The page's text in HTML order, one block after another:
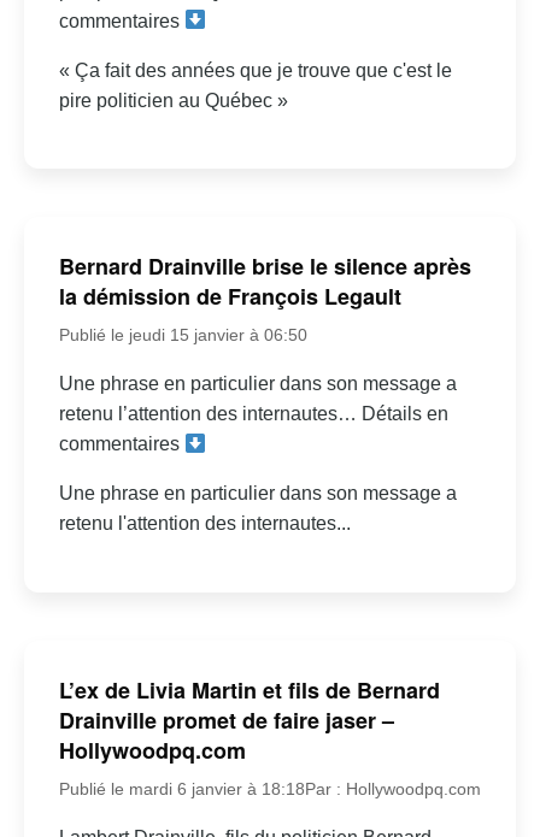
commentaires
« Ça fait des années que je trouve que c'est le
pire politicien au Québec »
Bernard Drainville brise le silence après
la démission de François Legault
Publié le jeudi 15 janvier à 06:50
Une phrase en particulier dans son message a
retenu l’attention des internautes… Détails en
commentaires
Une phrase en particulier dans son message a
retenu l'attention des internautes...
L’ex de Livia Martin et fils de Bernard
Drainville promet de faire jaser –
Hollywoodpq.com
Publié le mardi 6 janvier à 18:18Par : Hollywoodpq.com